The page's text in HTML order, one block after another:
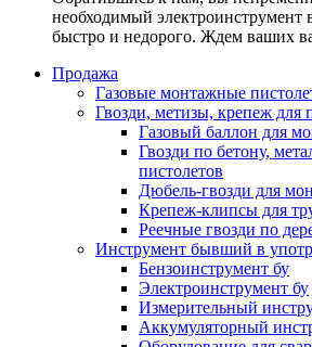
необходимый электроинструмент
быстро и недорого. Ждем ваших
Продажа
Газовые монтажные
Гвозди, метизы, крепеж для
Газовый баллон для
Гвозди по бетону,
пистолетов
Дюбель-гвозди для
Крепеж-клипсы для
Реечные гвозди по
Инструмент бывший в
Бензоинструмент бу
Электроинструмент бу
Измерительный
Аккумуляторный